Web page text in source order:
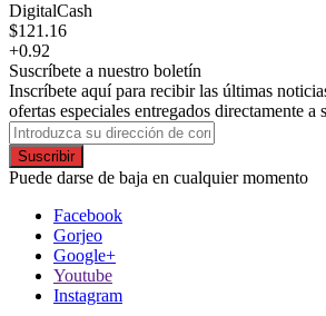
DigitalCash
$121.16
+0.92
Suscríbete a nuestro boletín
Inscríbete aquí para recibir las últimas
ofertas especiales entregados directamente a
Suscribir
Puede darse de baja en cualquier momento
Facebook
Gorjeo
Google+
Youtube
Instagram